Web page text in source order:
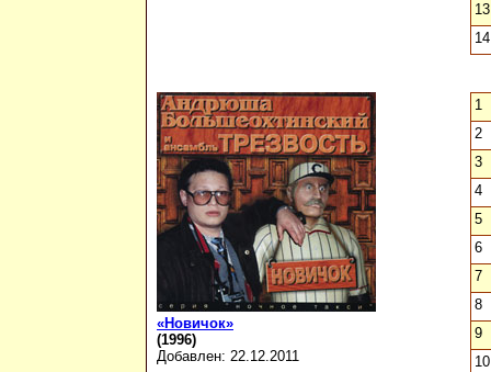
13
14
«Новичок»
(1996)
Добавлен: 22.12.2011
1
2
3
4
5
6
7
8
9
10